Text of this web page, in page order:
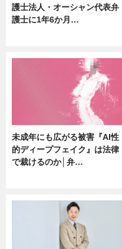
護士法人・オーシャン代表弁
護士に1年6か月…
未成年にも広がる被害『AI性
的ディープフェイク』は法律
で裁けるのか│弁…